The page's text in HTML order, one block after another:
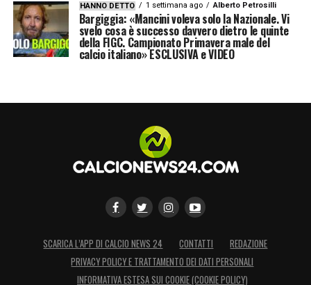
HANNO DETTO 1 settimana ago Alberto Petrosilli
Bargiggia: «Mancini voleva solo la Nazionale. Vi
svelo cosa è successo davvero dietro le quinte
della FIGC. Campionato Primavera male del
calcio italiano» ESCLUSIVA e VIDEO
SCARICA L’APP DI CALCIO NEWS 24 CONTATTI
REDAZIONE
PRIVACY POLICY E TRATTAMENTO DEI DATI PERSONALI
INFORMATIVA ESTESA SUI COOKIE (COOKIE POLICY)